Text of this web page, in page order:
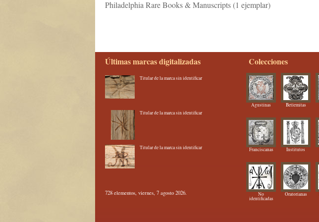
Philadelphia Rare Books & Manuscripts (1 ejemplar)
Últimas marcas digitalizadas
Titular de la marca sin identificar
Titular de la marca sin identificar
Titular de la marca sin identificar
728 elementos, viernes, 7 agosto 2026.
Colecciones
Agustinas Betlemitas
Franciscanas Institutos
No
identificadas
Oratorianas